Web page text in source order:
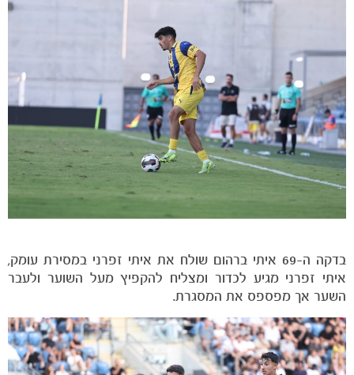
בדקה ה-69 איתי ברהום שולח את איתי זפרני במסירת עומק,
איתי זפרני מגיע לכדור ומצליח להקפיץ מעל השוער ולעבר
השער אך מפספס את המסגרת.